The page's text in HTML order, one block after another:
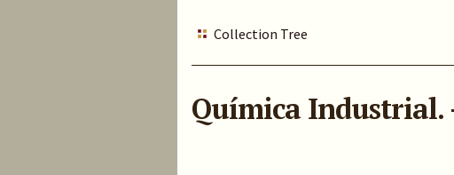
Collection Tree
Química Industrial.